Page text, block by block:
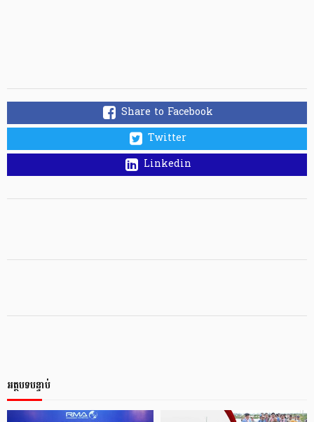
Share to Facebook
Twitter
Linkedin
អត្ថបទបន្ទាប់